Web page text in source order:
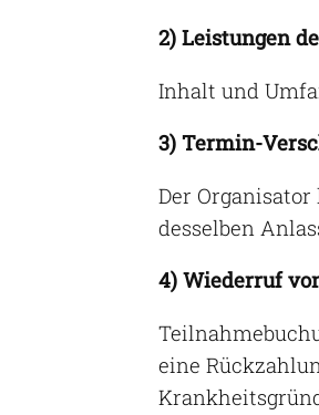
2) Leistungen
Inhalt und
3) Termin-
Der
desselben
4) Wiederruf
eine